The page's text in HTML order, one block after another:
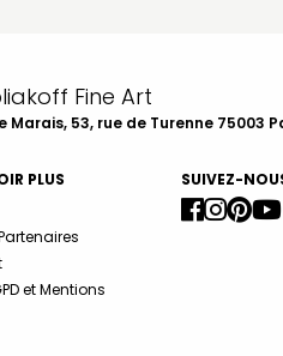
Fine Art
53, rue de Turenne 75003
PLUS
et Mentions
SUIVEZ-